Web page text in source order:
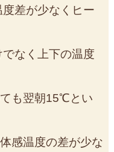
差が少なくヒー
なく上下の温度
も翌朝15℃とい
感温度の差が少な